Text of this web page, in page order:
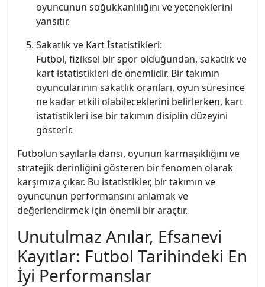
oyuncunun soğukkanlılığını ve yeteneklerini
yansıtır.
Sakatlık ve Kart İstatistikleri:
Futbol, fiziksel bir spor olduğundan, sakatlık ve
kart istatistikleri de önemlidir. Bir takımın
oyuncularının sakatlık oranları, oyun süresince
ne kadar etkili olabileceklerini belirlerken, kart
istatistikleri ise bir takımın disiplin düzeyini
gösterir.
Futbolun sayılarla dansı, oyunun karmaşıklığını ve
stratejik derinliğini gösteren bir fenomen olarak
karşımıza çıkar. Bu istatistikler, bir takımın ve
oyuncunun performansını anlamak ve
değerlendirmek için önemli bir araçtır.
Unutulmaz Anılar, Efsanevi
Kayıtlar: Futbol Tarihindeki En
İyi Performanslar